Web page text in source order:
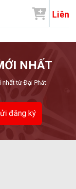
Liên
NHẤT
nhất từ Đại Phát